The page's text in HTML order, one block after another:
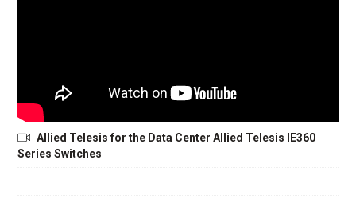
Allied Telesis for the Data Center Allied Telesis IE360
Series Switches